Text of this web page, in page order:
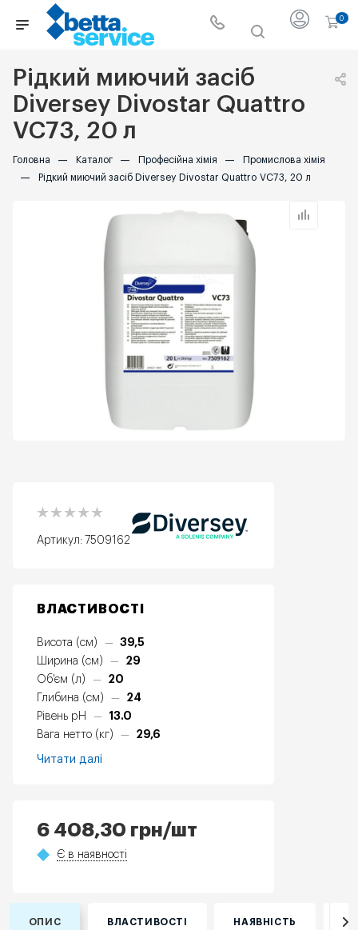
0
Рідкий миючий засіб
Diversey Divostar Quattro
VC73, 20 л
Головна — Каталог — Професійна хімія — Промислова хімія
— Рідкий миючий засіб Diversey Divostar Quattro VC73, 20 л
Артикул: 7509162
ВЛАСТИВОСТІ
Висота (см) —
39,5
Ширина (см)
—
29
Об'єм (л)
—
20
Глибина (см)
—
24
Рівень pH
—
13.0
Вага нетто (кг)
— 29,6
Читати далі
6 408,30 грн/шт
Є в наявності
ОПИС ВЛАСТИВОСТІ НАЯВНІСТЬ